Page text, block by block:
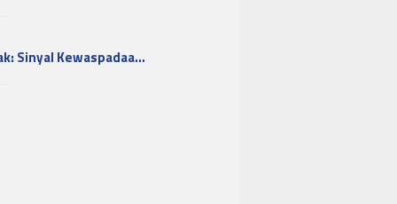
Sinyal Kewaspadaa…